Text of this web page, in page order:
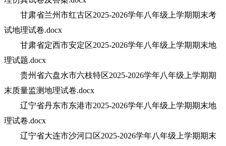
甘肃省兰州市红古区2025-2026学年八年级上学期期末考
试地理试卷.docx
甘肃省定西市安定区2025-2026学年八年级上学期期末地
理试题.docx
贵州省六盘水市六枝特区2025-2026学年八年级上学期期
末质量监测地理试卷.docx
辽宁省丹东市东港市2025-2026学年八年级上学期期末地
理试卷.docx
辽宁省大连市沙河口区2025-2026学年八年级上学期期末